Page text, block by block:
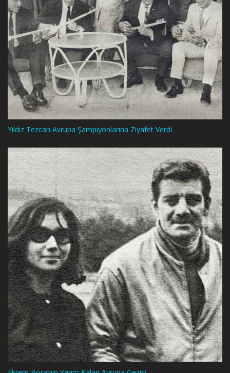
Yıldız Tezcan Avrupa Şampiyonlarına Ziyafet Verdi